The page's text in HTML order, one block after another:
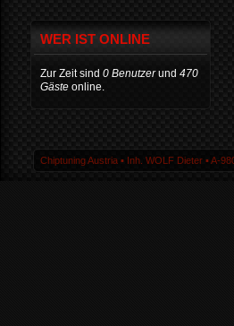
WER IST ONLINE
Zur Zeit sind 0 Benutzerund 470
Gäste online.
Chiptuning Austria ▪ Inh. WOLF Dieter ▪ A-